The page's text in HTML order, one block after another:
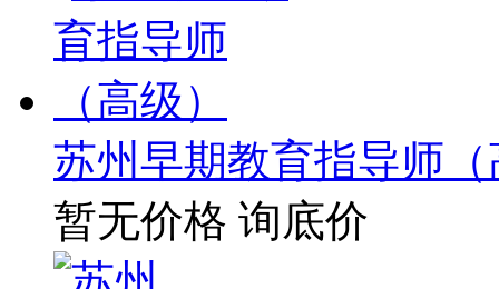
苏州早期教育指导师
暂无价格 询底价